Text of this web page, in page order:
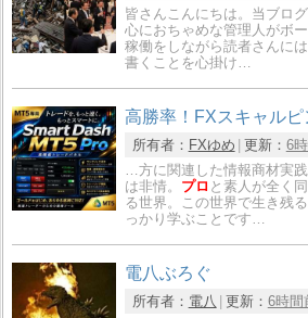
皆さんこんにちは。当ブロ
心におちゃめな管理人がボ
稼働をしながら読者さんに
書くことを心掛け…
高勝率！FXスキャル
所有者： FXゆめ 更新： 6
…方に関連した情報商材実
は非情。 プロ と素人が全く
る世界。この世界で生き残
っかり学ぶことです…
電八ぶろぐ
所有者： 電八 更新： 6時間